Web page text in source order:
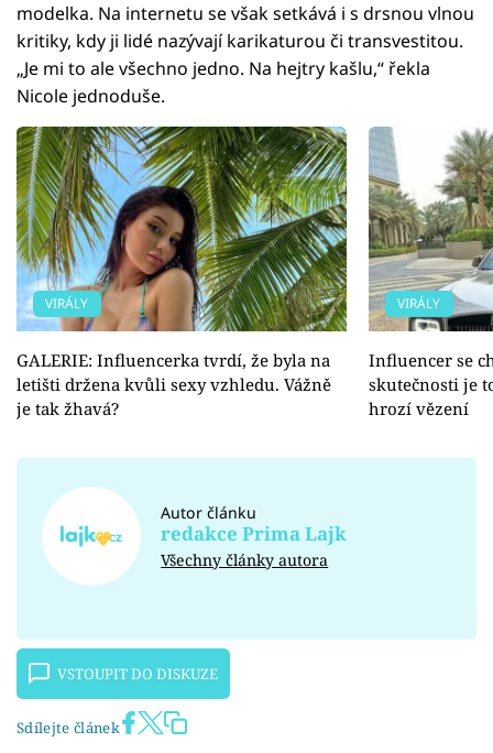
modelka. Na internetu se však setkává i s drsnou vlnou
kritiky, kdy ji lidé nazývají karikaturou či transvestitou.
„Je mi to ale všechno jedno. Na hejtry kašlu,“ řekla
Nicole jednoduše.
VIRÁLY
GALERIE: Influencerka tvrdí, že byla na
letišti držena kvůli sexy vzhledu. Vážně
je tak žhavá?
VIRÁLY
Influencer se
skutečnosti je
hrozí vězení
Autor článku
redakce Prima Lajk
Všechny články autora
VSTOUPIT DO DISKUZE
Sdílejte článek